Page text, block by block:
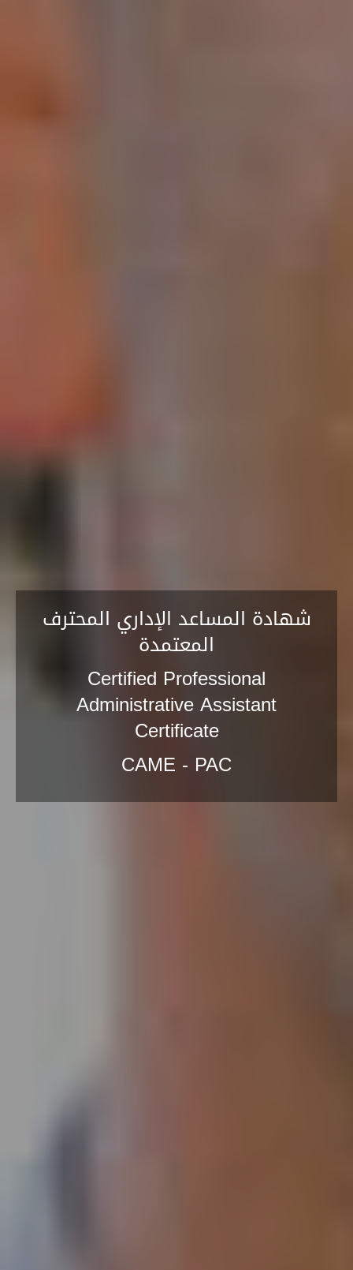
شهادة المساعد الإداري المحترف
المعتمدة
Certified Professional
Administrative Assistant
Certificate
CAME - PAC